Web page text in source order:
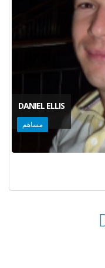
DANIEL ELLIS
مساهم